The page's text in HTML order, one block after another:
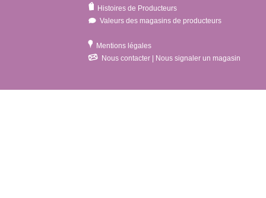
Histoires de Producteurs
Valeurs des magasins de producteurs
Mentions légales
Nous contacter | Nous signaler un magasin